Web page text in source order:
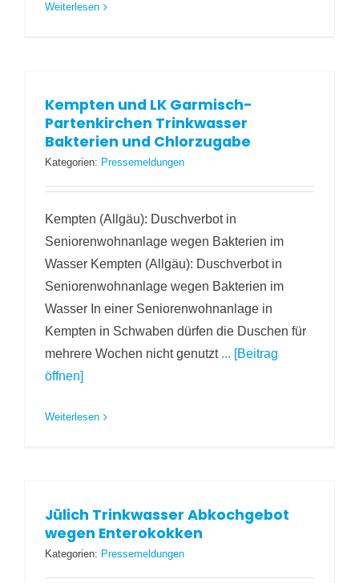
Weiterlesen
Kempten und LK Garmisch-
Partenkirchen Trinkwasser
Bakterien und Chlorzugabe
Kategorien: Pressemeldungen
Kempten (Allgäu): Duschverbot in
Seniorenwohnanlage wegen Bakterien im
Wasser Kempten (Allgäu): Duschverbot in
Seniorenwohnanlage wegen Bakterien im
Wasser In einer Seniorenwohnanlage in
Kempten in Schwaben dürfen die Duschen für
mehrere Wochen nicht genutzt ... [Beitrag
öffnen]
Weiterlesen
Jülich Trinkwasser Abkochgebot
wegen Enterokokken
Kategorien: Pressemeldungen